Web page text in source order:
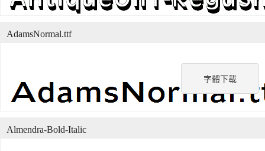
字體下載
AdamsNormal.ttf
Almendra-Bold-Italic